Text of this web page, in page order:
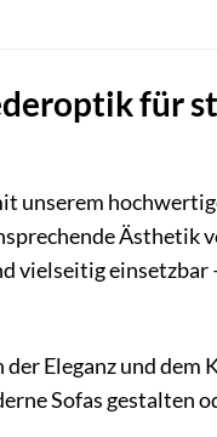
für
unserem
Ästhetik
vielseitig einsetzbar
Eleganz und
Sofas gestalten